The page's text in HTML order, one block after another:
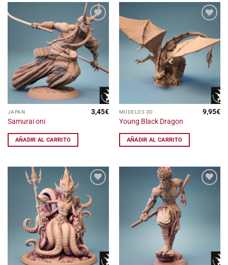
Añadir
a la
lista
de
deseos
JAPAN
Samurai oni
3,45€
AÑADIR AL CARRITO
a la
de
deseos
MODELOS 3D
Young Black Dragon
9,95€
AÑADIR AL CARRITO
a la
lista
de